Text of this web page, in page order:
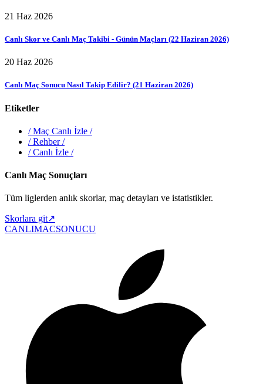
21 Haz 2026
Canlı Skor ve Canlı Maç Takibi - Günün Maçları (22 Haziran 2026)
20 Haz 2026
Canlı Maç Sonucu Nasıl Takip Edilir? (21 Haziran 2026)
Etiketler
/Maç Canlı İzle /
/Rehber/
/Canlı İzle /
Canlı Maç Sonuçları
Tüm liglerden anlık skorlar, maç detayları ve istatistikler.
Skorlara git↗
CANLIMACSONUCU